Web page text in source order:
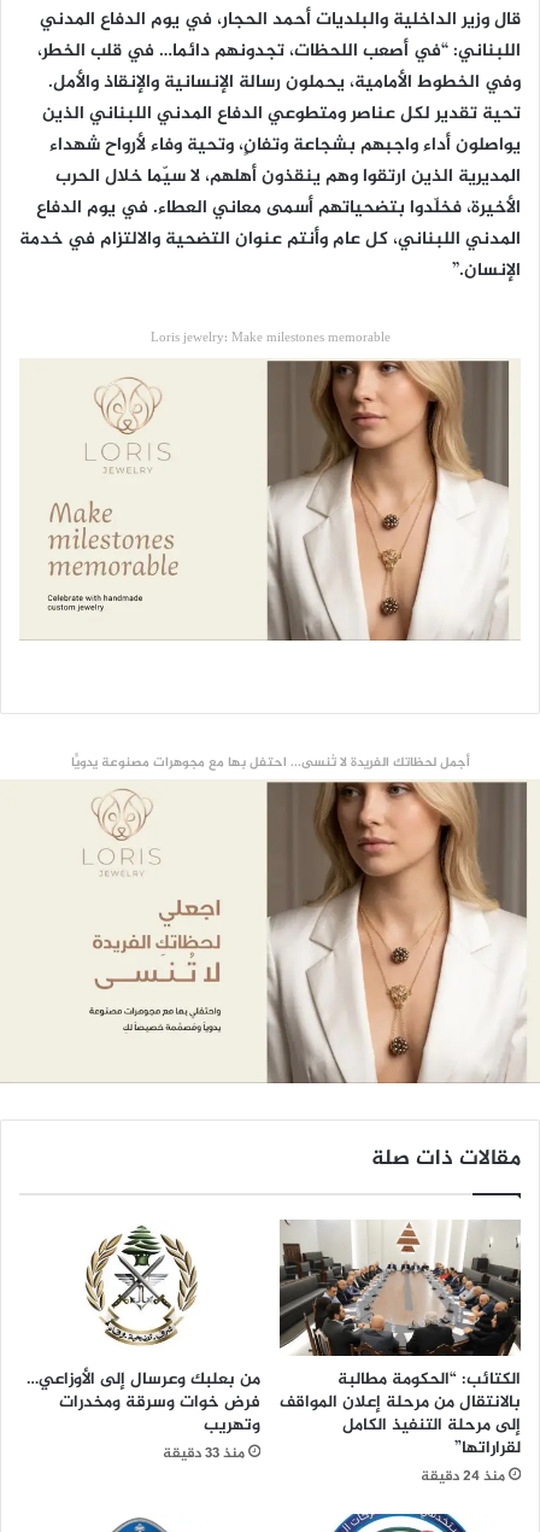
قال وزير الداخلية والبلديات أحمد الحجار، في يوم الدفاع المدني
اللبناني: “في أصعب اللحظات، تجدونهم دائما… في قلب الخطر،
وفي الخطوط الأمامية، يحملون رسالة الإنسانية والإنقاذ والأمل.
تحية تقدير لكل عناصر ومتطوعي الدفاع المدني اللبناني الذين
يواصلون أداء واجبهم بشجاعة وتفانٍ، وتحية وفاء لأرواح شهداء
المديرية الذين ارتقوا وهم ينقذون أهلهم، لا سيّما خلال الحرب
الأخيرة، فخلّدوا بتضحياتهم أسمى معاني العطاء. في يوم الدفاع
المدني اللبناني، كل عام وأنتم عنوان التضحية والالتزام في خدمة
الإنسان.”
Loris jewelry: Make milestones memorable
أجمل لحظاتك الفريدة لا تُنسى... احتفل بها مع مجوهرات مصنوعة يدويًّا
مقالات ذات صلة
الكتائب: “الحكومة مطالبة
بالانتقال من مرحلة إعلان المواقف
إلى مرحلة التنفيذ الكامل
لقراراتها”
منذ 24 دقيقة
من بعلبك وعرسال إلى الأوزاعي…
فرض خوات وسرقة ومخدرات
وتهريب
منذ 33 دقيقة